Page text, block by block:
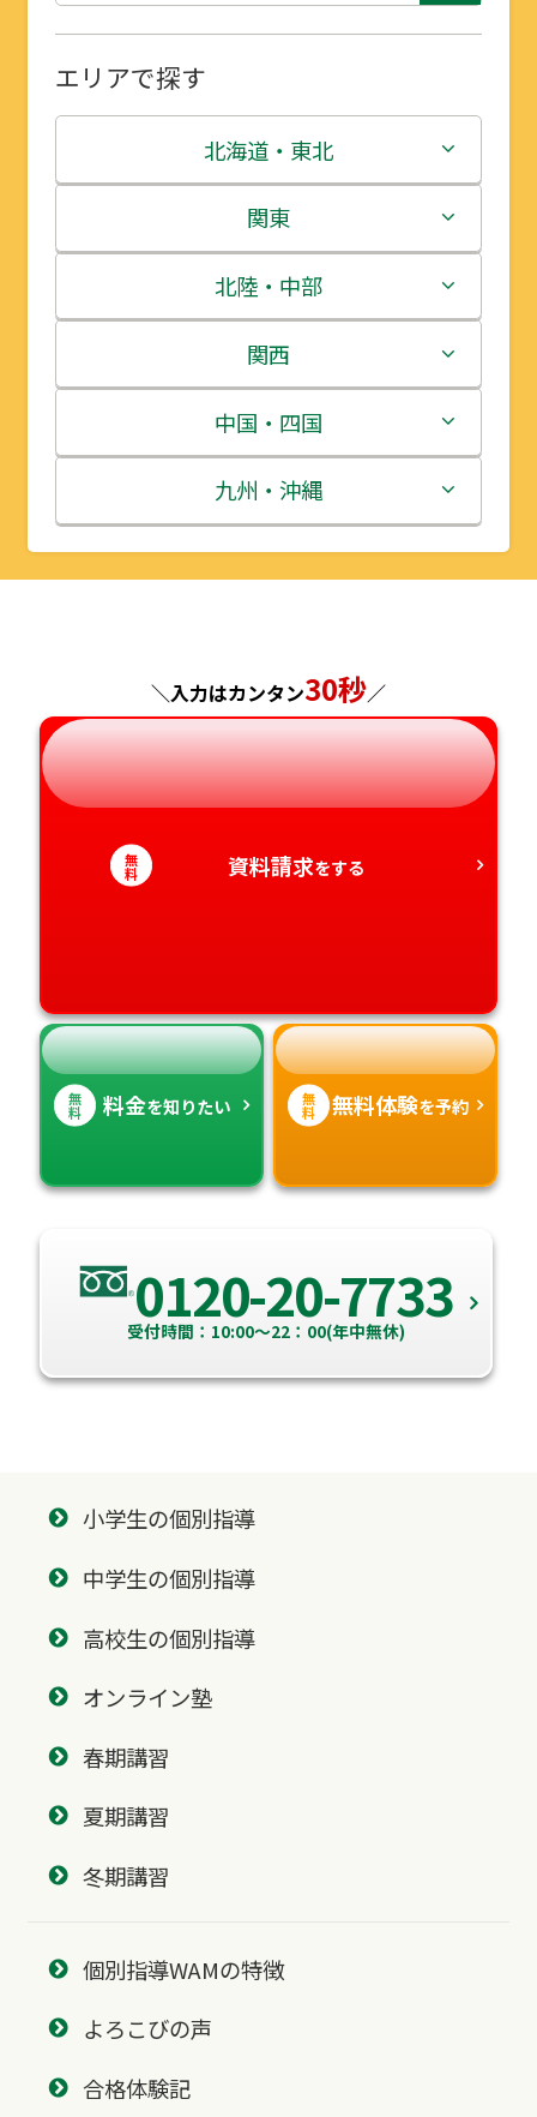
エリアで探す
北海道・東北
北海道
青森県
岩手県
宮城県
秋田県
山形県
関東
茨城県
栃木県
群馬県
埼玉県
千葉県
神奈川県
北陸・中部
新潟県
富山県
石川県
福井県
長野県
岐阜県
愛知県
関西
三重県
滋賀県
京都府
兵庫県
奈良県
中国・四国
鳥取県
島根県
広島県
山口県
香川県
高知県
九州・沖縄
福岡県
長崎県
熊本県
沖縄県
＼入力はカンタン30秒／
無
料 資料請求をする
無
料 料金を知りたい 無
料 無料体験を予約
0120-20-7733
受付時間：10:00～22：00(年中無休)
小学生の個別指導
中学生の個別指導
高校生の個別指導
オンライン塾
春期講習
夏期講習
冬期講習
個別指導WAMの特徴
よろこびの声
合格体験記